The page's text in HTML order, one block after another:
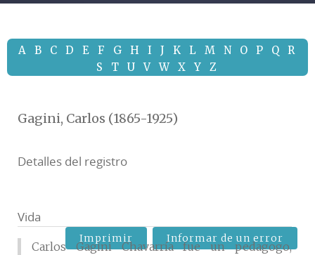
A B C D E F G H I J K L M N O P Q
R
S
T U V W X Y Z
Gagini, Carlos (1865-1925)
Detalles del registro
Vida
Carlos Gagini Chavarría fue un pedagogo,
Imprimir Informar de un error